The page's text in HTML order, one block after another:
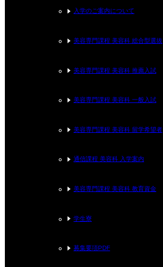
入学のご案内について
美容専門課程 美容科 総合型選抜
美容専門課程 美容科 推薦入試
美容専門課程 美容科 一般入試
美容専門課程 美容科 留学希望者
通信課程 美容科 入学案内
美容専門課程 美容科 教育資金
学生寮
募集要項PDF